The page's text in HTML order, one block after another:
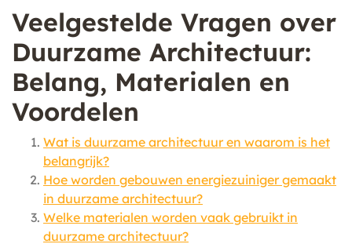
Veelgestelde Vragen over
Duurzame Architectuur:
Belang, Materialen en
Voordelen
Wat is duurzame architectuur en waarom is het
belangrijk?
Hoe worden gebouwen energiezuiniger gemaakt
in duurzame architectuur?
Welke materialen worden vaak gebruikt in
duurzame architectuur?